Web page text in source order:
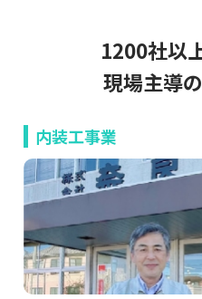
1200社以
現場主導
人材紹介、システム開